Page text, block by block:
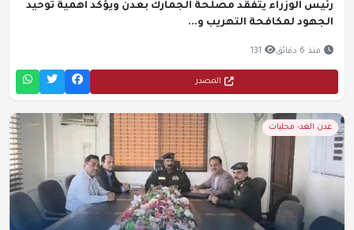
رئيس الوزراء يتفقد مصلحة الجمارك بعدن ويؤكد أهمية توحيد
الجهود لمكافحة التهريب و...
منذ 6 دقائق 131
المصدر
عدن الغد- محليات